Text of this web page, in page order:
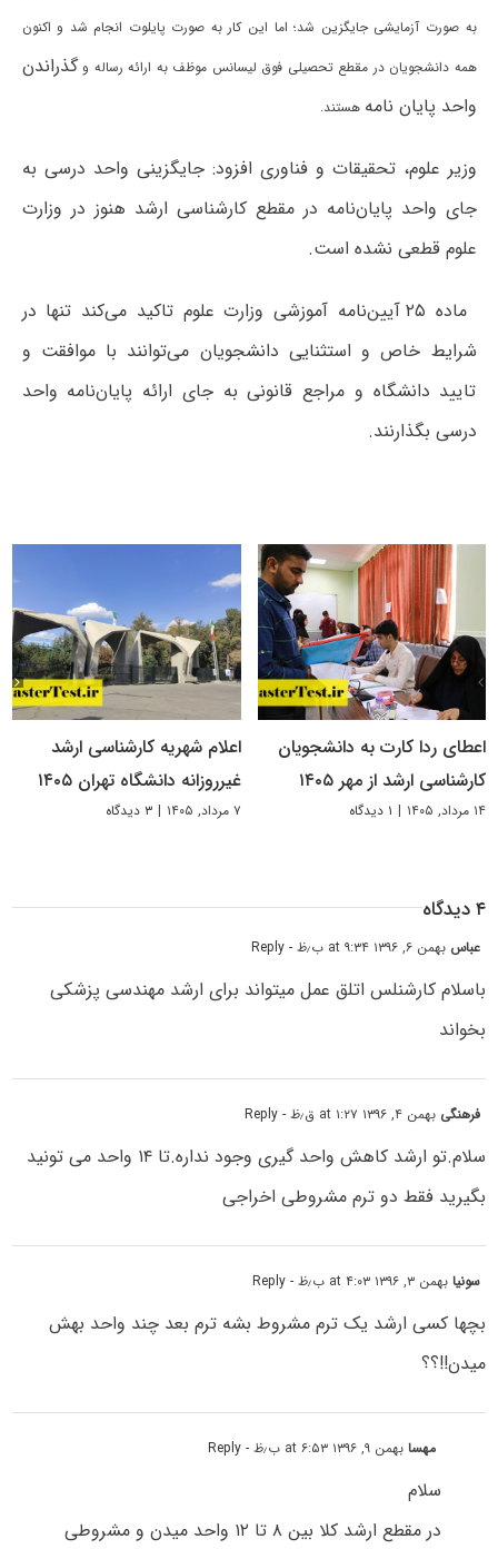
به صورت آزمایشی جایگزین شد؛ اما این کار به صورت پایلوت انجام شد و اکنون
همه دانشجویان در مقطع تحصیلی فوق لیسانس موظف به ارائه رساله وگذراندن
واحد پایان نامه هستند.
وزیر علوم، تحقیقات و فناوری افزود: جایگزینی واحد درسی به
جای واحد پایان‌نامه در مقطع کارشناسی ارشد هنوز در وزارت
علوم قطعی نشده است.
ماده ۲۵ آیین‌نامه آموزشی وزارت علوم تاکید می‌کند تنها در
شرایط خاص و استثنایی دانشجویان می‌توانند با موافقت و
تایید دانشگاه و مراجع قانونی به جای ارائه پایان‌نامه واحد
درسی بگذارنند.
اعطای ردا کارت به دانشجویان
کارشناسی ارشد از مهر ۱۴۰۵
۱۴ مرداد, ۱۴۰۵ | ۱ دیدگاه
اعلام شهریه کارشناسی ارشد
غیرروزانه دانشگاه تهران ۱۴۰۵
۷ مرداد, ۱۴۰۵ | ۳ دیدگاه
۴ دیدگاه
عباس بهمن ۶, ۱۳۹۶ at ۹:۳۴ ب٫ظ - Reply
باسلام کارشنلس اتلق عمل میتواند برای ارشد مهندسی پزشکی
بخواند
فرهنگی بهمن ۴, ۱۳۹۶ at ۱:۲۷ ق٫ظ - Reply
سلام.تو ارشد کاهش واحد گیری وجود نداره.تا ۱۴ واحد می تونید
بگیرید فقط دو ترم مشروطی اخراجی
سونیابهمن ۳, ۱۳۹۶ at ۴:۰۳ ب٫ظ - Reply
بچها کسی ارشد یک ترم مشروط بشه ترم بعد چند واحد بهش
میدن!!؟؟
مهسابهمن ۹, ۱۳۹۶ at ۶:۵۳ ب٫ظ - Reply
سلام
در مقطع ارشد کلا بین ۸ تا ۱۲ واحد میدن و مشروطی